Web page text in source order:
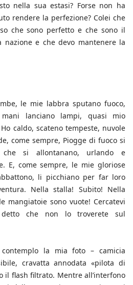
nella sua estasi? Forse non ha
rendere la perfezione? Colei che
che sono perfetto e che sono il
e che devo mantenere la
le mie labbra sputano fuoco,
lanciano lampi, quasi mio
caldo, scateno tempeste, nuvole
come sempre, Piogge di fuoco si
si allontanano, urlando e
E, come sempre, le mie gloriose
li picchiano per far loro
Nella stalla! Subito! Nella
mangiatoie sono vuote! Cercatevi
che non lo troverete sul
la mia foto – camicia
cravatta annodata «pilota di
il flash filtrato. Mentre all’interfono